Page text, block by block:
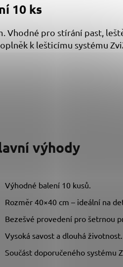
10 ks
Vhodné pro stírání past,
k lešticímu systému
výhody
Výhodné balení 10 kusů.
Rozměr 40×40 cm – ideální na
Bezešvé provedení pro šetrnou
Vysoká savost a dlouhá životnost.
Součást doporučeného systému